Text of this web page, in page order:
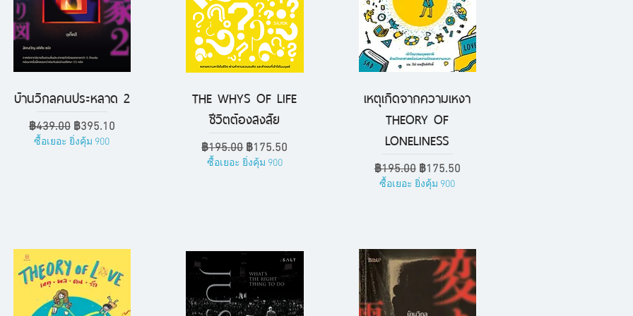
ดูข้อมูลด่วน
บ้านวิกลคนประหลาด 2
ราคาปกติ
฿439.00 ราคาขายลด
฿395.10
ซื้อเยอะ ยิ่งคุ้ม 900
ดูข้อมูลด่วน
THE WHYS OF LIFE
ชีวิตต้องสงสัย
ราคาปกติ
฿195.00 ราคาขายลด
฿175.50
ซื้อเยอะ ยิ่งคุ้ม 900
ดูข้อมูลด่วน
เหตุเกิดจากความเหงา
THEORY OF
LONELINESS
ราคาปกติ
฿195.00 ราคาขายลด
฿175.50
ซื้อเยอะ ยิ่งคุ้ม 900